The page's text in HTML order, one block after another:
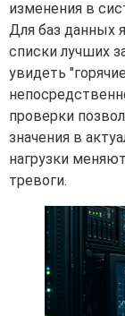
изменения в
Для баз данных
списки лучших
увидеть
проверки
значения в
нагрузки
тревоги.